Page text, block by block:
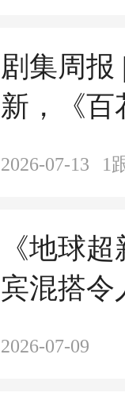
剧集周报
新，《百
2026-07-13 1
《地球
宾混搭令
2026-07-09